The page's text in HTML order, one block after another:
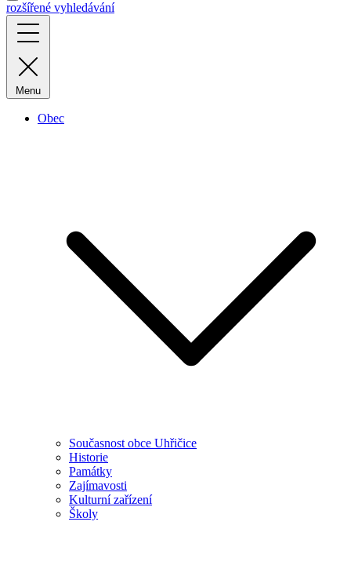
rozšířené vyhledávání
Menu
Obec
Současnost obce Uhřičice
Historie
Památky
Zajímavosti
Kulturní zařízení
Školy